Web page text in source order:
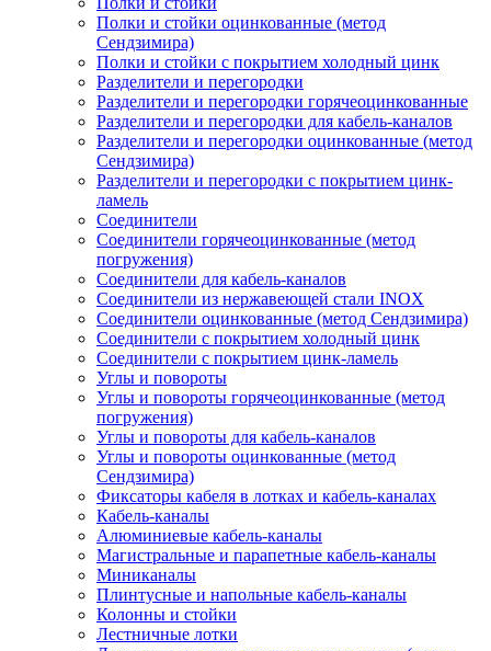
Полки и стойки оцинкованные (метод
Сендзимира)
Полки и стойки с покрытием холодный цинк
Разделители и перегородки
Разделители и перегородки горячеоцинкованные
Разделители и перегородки для кабель-каналов
Разделители и перегородки оцинкованные (метод
Сендзимира)
Разделители и перегородки с покрытием цинк-
ламель
Соединители
Соединители горячеоцинкованные (метод
погружения)
Соединители для кабель-каналов
Соединители из нержавеющей стали INOX
Соединители оцинкованные (метод Сендзимира)
Соединители с покрытием холодный цинк
Соединители с покрытием цинк-ламель
Углы и повороты
Углы и повороты горячеоцинкованные (метод
погружения)
Углы и повороты для кабель-каналов
Углы и повороты оцинкованные (метод
Сендзимира)
Фиксаторы кабеля в лотках и кабель-каналах
Кабель-каналы
Алюминиевые кабель-каналы
Магистральные и парапетные кабель-каналы
Миниканалы
Плинтусные и напольные кабель-каналы
Колонны и стойки
Лестничные лотки